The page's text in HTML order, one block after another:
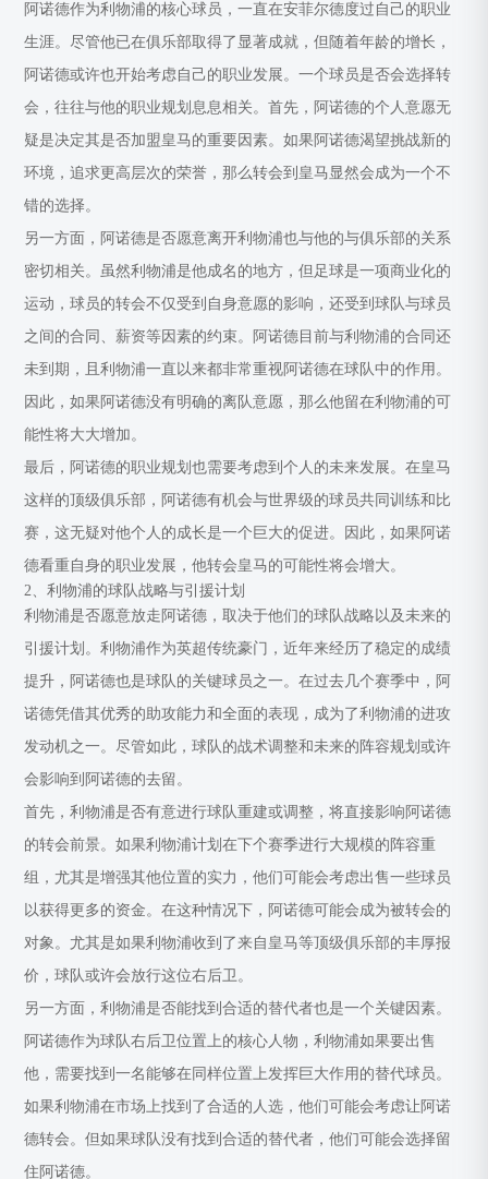
阿诺德作为利物浦的核心球员，一直在安菲尔德度过自己的职业
生涯。尽管他已在俱乐部取得了显著成就，但随着年龄的增长，
阿诺德或许也开始考虑自己的职业发展。一个球员是否会选择转
会，往往与他的职业规划息息相关。首先，阿诺德的个人意愿无
疑是决定其是否加盟皇马的重要因素。如果阿诺德渴望挑战新的
环境，追求更高层次的荣誉，那么转会到皇马显然会成为一个不
错的选择。
另一方面，阿诺德是否愿意离开利物浦也与他的与俱乐部的关系
密切相关。虽然利物浦是他成名的地方，但足球是一项商业化的
运动，球员的转会不仅受到自身意愿的影响，还受到球队与球员
之间的合同、薪资等因素的约束。阿诺德目前与利物浦的合同还
未到期，且利物浦一直以来都非常重视阿诺德在球队中的作用。
因此，如果阿诺德没有明确的离队意愿，那么他留在利物浦的可
能性将大大增加。
最后，阿诺德的职业规划也需要考虑到个人的未来发展。在皇马
这样的顶级俱乐部，阿诺德有机会与世界级的球员共同训练和比
赛，这无疑对他个人的成长是一个巨大的促进。因此，如果阿诺
德看重自身的职业发展，他转会皇马的可能性将会增大。
2、利物浦的球队战略与引援计划
利物浦是否愿意放走阿诺德，取决于他们的球队战略以及未来的
引援计划。利物浦作为英超传统豪门，近年来经历了稳定的成绩
提升，阿诺德也是球队的关键球员之一。在过去几个赛季中，阿
诺德凭借其优秀的助攻能力和全面的表现，成为了利物浦的进攻
发动机之一。尽管如此，球队的战术调整和未来的阵容规划或许
会影响到阿诺德的去留。
首先，利物浦是否有意进行球队重建或调整，将直接影响阿诺德
的转会前景。如果利物浦计划在下个赛季进行大规模的阵容重
组，尤其是增强其他位置的实力，他们可能会考虑出售一些球员
以获得更多的资金。在这种情况下，阿诺德可能会成为被转会的
对象。尤其是如果利物浦收到了来自皇马等顶级俱乐部的丰厚报
价，球队或许会放行这位右后卫。
另一方面，利物浦是否能找到合适的替代者也是一个关键因素。
阿诺德作为球队右后卫位置上的核心人物，利物浦如果要出售
他，需要找到一名能够在同样位置上发挥巨大作用的替代球员。
如果利物浦在市场上找到了合适的人选，他们可能会考虑让阿诺
德转会。但如果球队没有找到合适的替代者，他们可能会选择留
住阿诺德。